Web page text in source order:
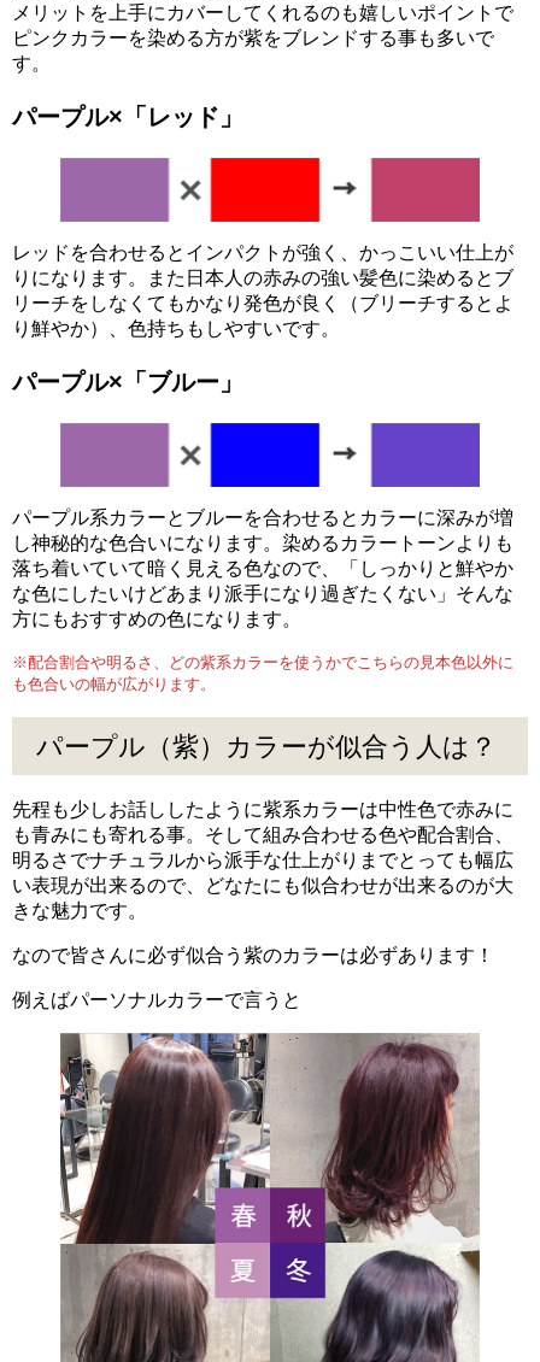
メリットを上手にカバーしてくれるのも嬉しいポイントで
ピンクカラーを染める方が紫をブレンドする事も多いで
す。
パープル× 「レッド」
レッドを合わせるとインパクトが強く、かっこいい仕上が
りになります。また日本人の赤みの強い髪色に染めるとブ
リーチをしなくてもかなり発色が良く（ブリーチするとよ
り鮮やか）、色持ちもしやすいです。
パープル× 「ブルー」
パープル系カラーとブルーを合わせるとカラーに深みが増
し神秘的な色合いになります。染めるカラートーンよりも
落ち着いていて暗く見える色なので、「しっかりと鮮やか
な色にしたいけどあまり派手になり過ぎたくない」そんな
方にもおすすめの色になります。
※配合割合や明るさ、どの紫系カラーを使うかでこちらの見本色以外に
も色合いの幅が広がります。
パープル（紫）カラーが似合う人は？
先程も少しお話ししたように紫系カラーは中性色で赤みに
も青みにも寄れる事。そして組み合わせる色や配合割合、
明るさでナチュラルから派手な仕上がりまでとっても幅広
い表現が出来るので、どなたにも似合わせが出来るのが大
きな魅力です。
なので皆さんに必ず似合う紫のカラーは必ずあります！
例えばパーソナルカラーで言うと